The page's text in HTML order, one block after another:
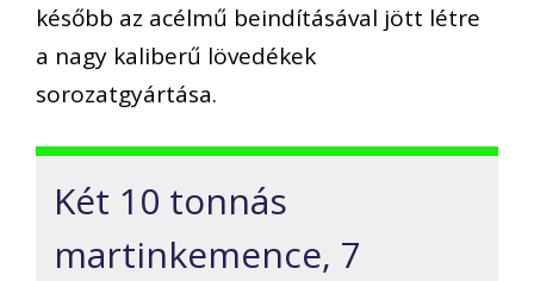
később az acélmű beindításával jött létre
a nagy kaliberű lövedékek
sorozatgyártása.
Két 10 tonnás
martinkemence, 7